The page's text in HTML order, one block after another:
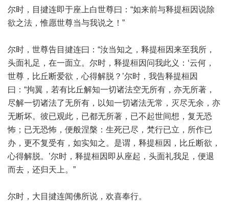
尔时，目揵连即于座上白世尊曰：“如来前与释提桓因说除
欲之法，惟愿世尊当与我说之！”
尔时，世尊告目揵连曰：“汝当知之，释提桓因来至我所，
头面礼足，在一面立。尔时，释提桓因问我此义：‘云何，
世尊，比丘断爱欲，心得解脱？’尔时，我告释提桓因
曰：“拘翼，若有比丘解知一切诸法空无所有，亦无所著，
尽解一切诸法了无所有，以知一切诸法无常，灭尽无余，亦
无断坏。彼已观此，已都无所著，已不起世间想，复无恐
怖；已无恐怖，便般涅槃：生死已尽，梵行已立，所作已
办，更不复受有，如实知之。是谓，释提桓因，比丘断欲，
心得解脱。’尔时，释提桓因即从座起，头面礼我足，便退
而去，还归天上。”
尔时，大目揵连闻佛所说，欢喜奉行。